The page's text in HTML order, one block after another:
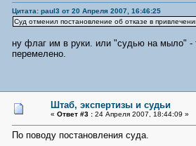
Цитата: paul3 от 20 Апреля 2007, 16:46:25
Суд отменил постановление об отказе в
ну флаг им в руки. или "судью на мыло"
перемелено.
Штаб, экспертизы и судьи
« Ответ #3 :24 Апреля 2007, 18:44:09 »
По поводу постановления суда.